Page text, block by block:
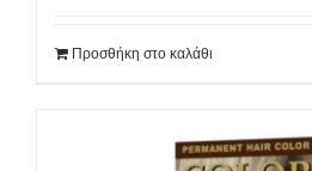
Προσθήκη στο καλάθι